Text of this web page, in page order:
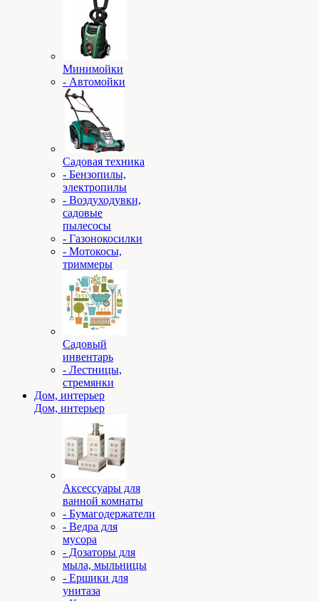
Минимойки
- Автомойки
Садовая техника
- Бензопилы,
электропилы
- Воздуходувки,
садовые
пылесосы
- Газонокосилки
- Мотокосы,
триммеры
Садовый
инвентарь
- Лестницы,
стремянки
Дом, интерьер
Дом, интерьер
Аксессуары для
ванной комнаты
- Бумагодержатели
- Ведра для
мусора
- Дозаторы для
мыла, мыльницы
- Ершики для
унитаза